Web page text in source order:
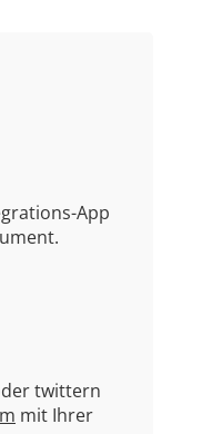
App
twittern
mit Ihrer